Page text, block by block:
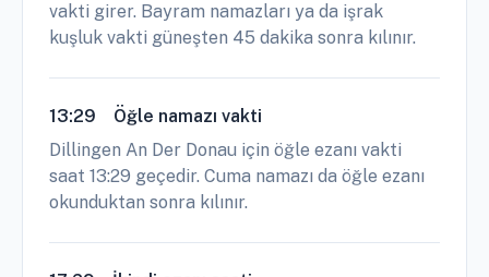
vakti girer. Bayram namazları ya da işrak
kuşluk vakti güneşten 45 dakika sonra kılınır.
13:29
Öğle namazı vakti
Dillingen An Der Donau için öğle ezanı vakti
saat 13:29 geçedir. Cuma namazı da öğle ezanı
okunduktan sonra kılınır.